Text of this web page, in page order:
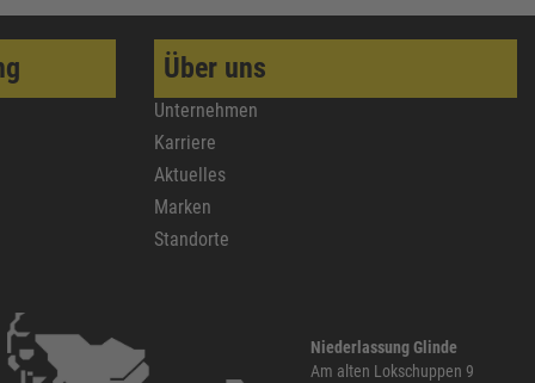
Über uns
Unternehmen
Karriere
Aktuelles
Marken
Standorte
Niederlassung Glinde
Am alten Lokschuppen 9